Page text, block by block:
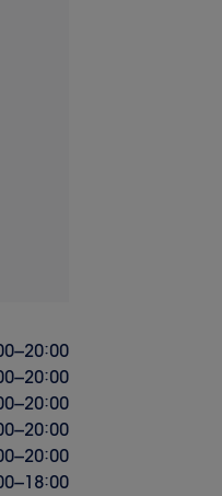
–20:00
–20:00
–20:00
–20:00
–20:00
–18:00